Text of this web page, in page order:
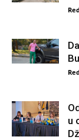
u